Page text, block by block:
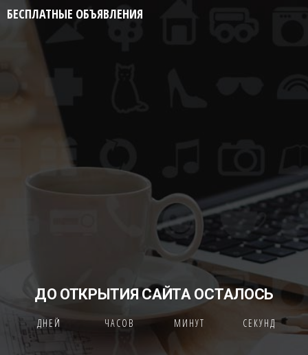
БЕСПЛАТНЫЕ ОБЪЯВЛЕНИЯ
ДО ОТКРЫТИЯ САЙТА ОСТАЛОСЬ
ДНЕЙ ЧАСОВ МИНУТ СЕКУНД